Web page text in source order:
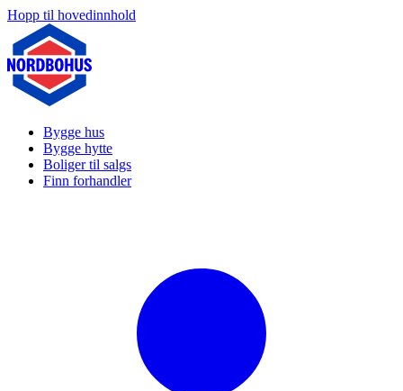
Hopp til hovedinnhold
Bygge hus
Bygge hytte
Boliger til salgs
Finn forhandler